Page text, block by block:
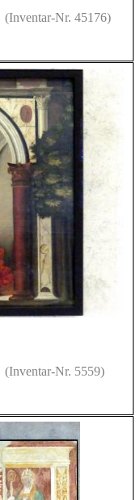
(Inventar-Nr. 45176)
(Inventar-Nr. 5559)